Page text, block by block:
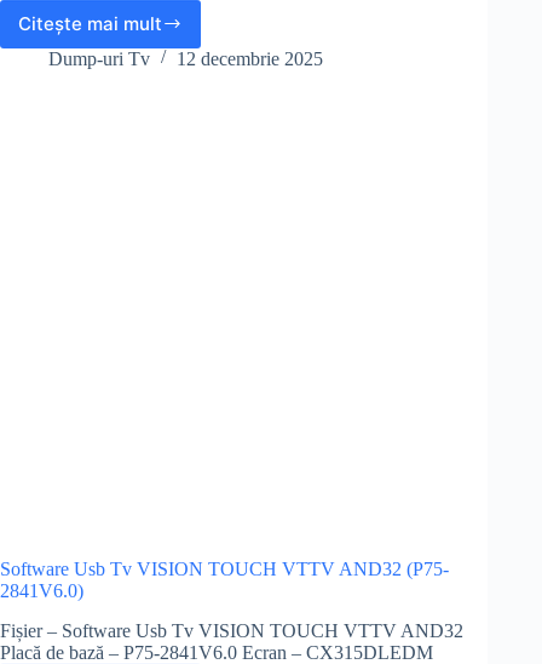
Citește mai mult
Dump
Tv
Dump-uri Tv 12 decembrie 2025
Software Usb Tv VISION TOUCH VTTV AND32 (P75-
2841V6.0)
Fișier – Software Usb Tv VISION TOUCH VTTV AND32
Placă de bază – P75-2841V6.0 Ecran – CX315DLEDM